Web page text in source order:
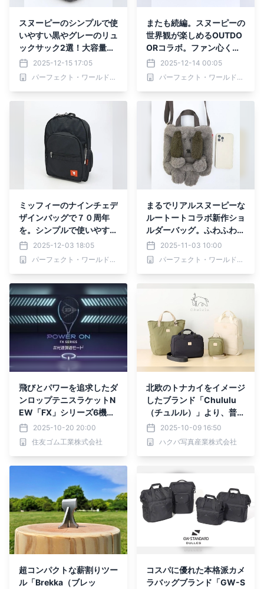
スヌーピーのシンプルで使
いやすい黒やグレーのリュ
ックサック2選！大容量の
ため通勤や出張、旅行など
様々な場面で大活躍。
2025-12-15 17:05
パーフェクト・ワールド株式会社
またも続編。スヌーピーの
世界観が楽しめるOUTDO
ORコラボ。ファン心くす
ぐるユニークなペンケース
たちが勢ぞろい。
2025-12-14 00:05
パーフェクト・ワールド株式会社
ミッフィーのナインチェデ
ザインバッグで７０周年
を。シンプルで使いやすい
毎日使いバッグ。
2025-12-03 18:05
パーフェクト・ワールド株式会社
まるでリアルスヌーピーな
ルートートコラボ新作ショ
ルダーバッグ。ふわふわの
ファーがきもちいい！
2025-11-03 10:00
パーフェクト・ワールド株式会社
飛びとパワーを追求したダ
ンロップテニスラケットN
EW「FX」シリーズ6機種
を新発売2025-10-20 20:00
住友ゴム工業株式会社
北欧のトナカイをイメージ
したブランド「Chululu
（チュルル）」より、普段
使いもしやすいカメラバッ
グ「ルモ」シリーズ4種各
3色発売！
2025-10-09 16:50
ハクバ写真産業株式会社
超コンパクトな薪割りツー
ル「Brekka（ブレッ
コスパに優れた本格派カメ
ラバッグブランド「GW-S